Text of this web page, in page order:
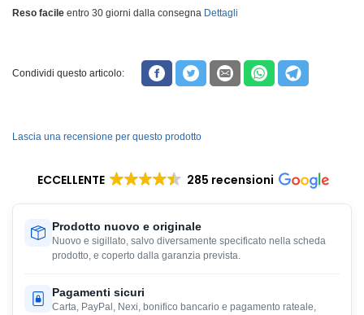
Reso facile entro 30 giorni dalla consegna Dettagli
Condividi questo articolo:
Lascia una recensione per questo prodotto
ECCELLENTE 285 recensioni
Prodotto nuovo e originale
Nuovo e sigillato, salvo diversamente specificato nella scheda
prodotto, e coperto dalla garanzia prevista.
Pagamenti sicuri
Carta, PayPal, Nexi, bonifico bancario e pagamento rateale,